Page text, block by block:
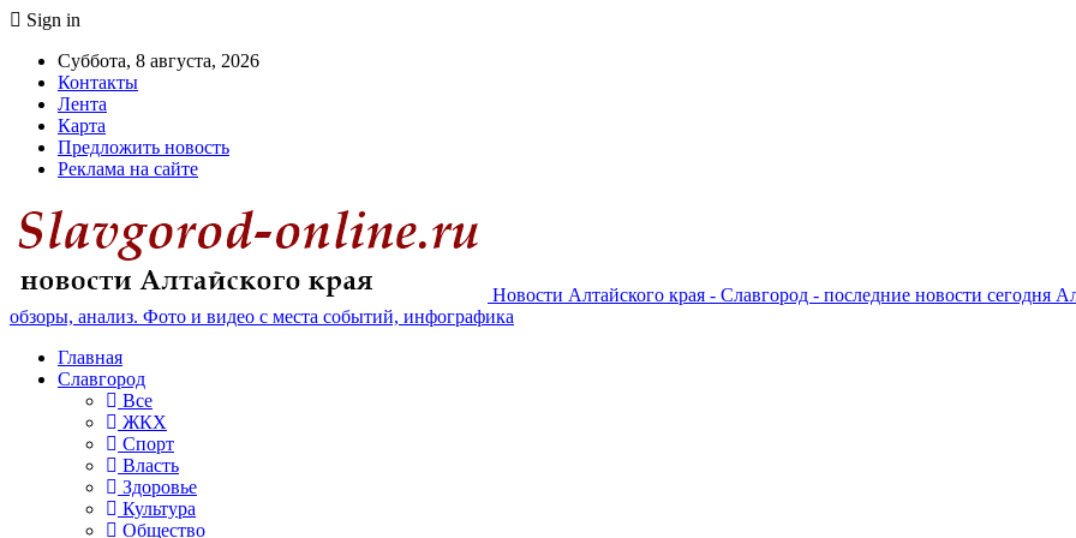
Sign in
Суббота, 8 августа, 2026
Контакты
Лента
Карта
Предложить новость
Реклама на сайте
Новости Алтайского края - Славгород - последние новости сегодня
обзоры, анализ. Фото и видео с места событий, инфографика
Главная
Славгород
Все
ЖКХ
Спорт
Власть
Здоровье
Культура
Общество